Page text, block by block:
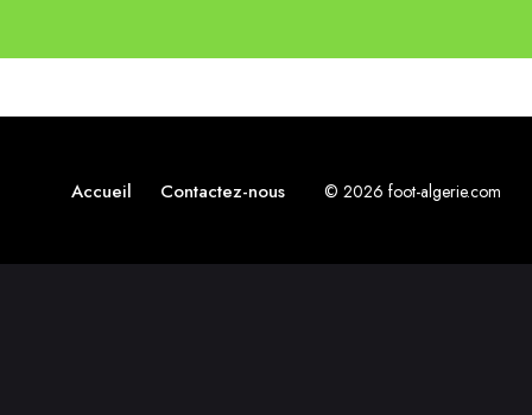
Accueil Contactez-nous © 2026 foot-algerie.com